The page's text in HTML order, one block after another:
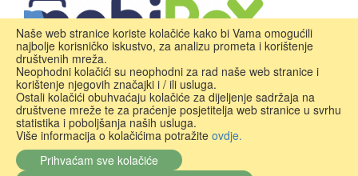
Naše web stranice koriste kolačiće kako bi Vama omogućili
najbolje korisničko iskustvo, za analizu prometa i korištenje
društvenih mreža.
Neophodni kolačići su neophodni za rad naše web stranice i
korištenje njegovih značajki i / ili usluga.
Ostali kolačići obuhvaćaju kolačiće za dijeljenje sadržaja na
društvene mreže te za praćenje posjetitelja web stranice u svrhu
statistika i poboljšanja naših usluga.
Više informacija o kolačićima potražite ovdje.
Prihvaćam sve kolačiće